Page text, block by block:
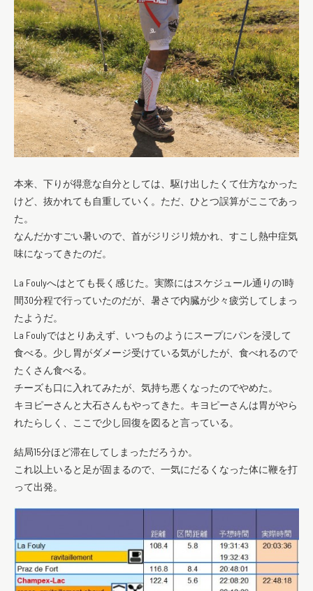
本来、下りが得意な自分としては、駆け出したくて仕方なかった
けど、抜かれても自重していく。ただ、ひとつ誤算がここであっ
た。
なんだかすごい暑いので、首がジリジリ焼かれ、すこし熱中症気
味になってきたのだ。
La Foulyへはとても長く感じた。実際にはスケジュール通りの1時
間30分程で行っていたのだが、暑さで内臓が少々疲労してしまっ
たようだ。
La Foulyではとりあえず、いつものようにスープにパンを浸して
食べる。少し胃がダメージ受けている気がしたが、食べれるので
たくさん食べる。
チーズも口に入れてみたが、気持ち悪くなったのでやめた。
キヨピーさんと大石さんもやってきた。キヨピーさんは胃がやら
れたらしく、ここで少し回復を図ると言っている。
結局15分ほど滞在してしまっただろうか。
これ以上いると足が固まるので、一気にだるくなった体に鞭を打
って出発。